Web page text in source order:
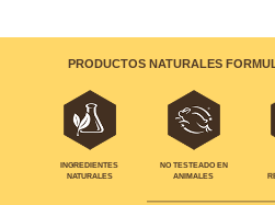
PRODUCTOS NATURALES
INGREDIENTES
NATURALES
NO TESTEADO EN
ANIMALES